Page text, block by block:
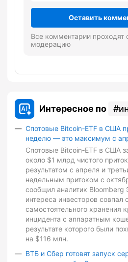
Оставить
Все комментарии проходят
модерацию
Интересное по
Спотовые Bitcoin-ETF в США
неделю — это максимум с
Спотовые Bitcoin-ETF в США
около $1 млрд чистого
результатом с апреля и
недельным притоком с
сообщил аналитик Bloomberg
интереса инвесторов
самостоятельного хранения
инцидента с аппаратным
результате которого были
на $116 млн.
ВТБ и Сбер готовят запуск